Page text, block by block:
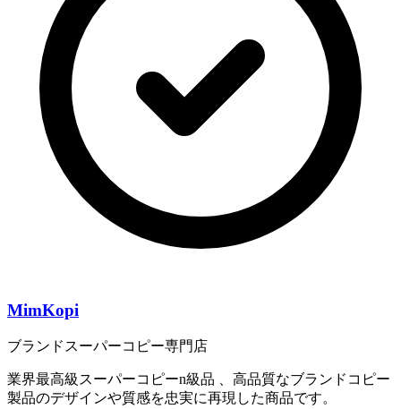
MimKopi
ブランドスーパーコピー専門店
業界最高級スーパーコピーn級品 、高品質なブランドコピー
製品のデザインや質感を忠実に再現した商品です。